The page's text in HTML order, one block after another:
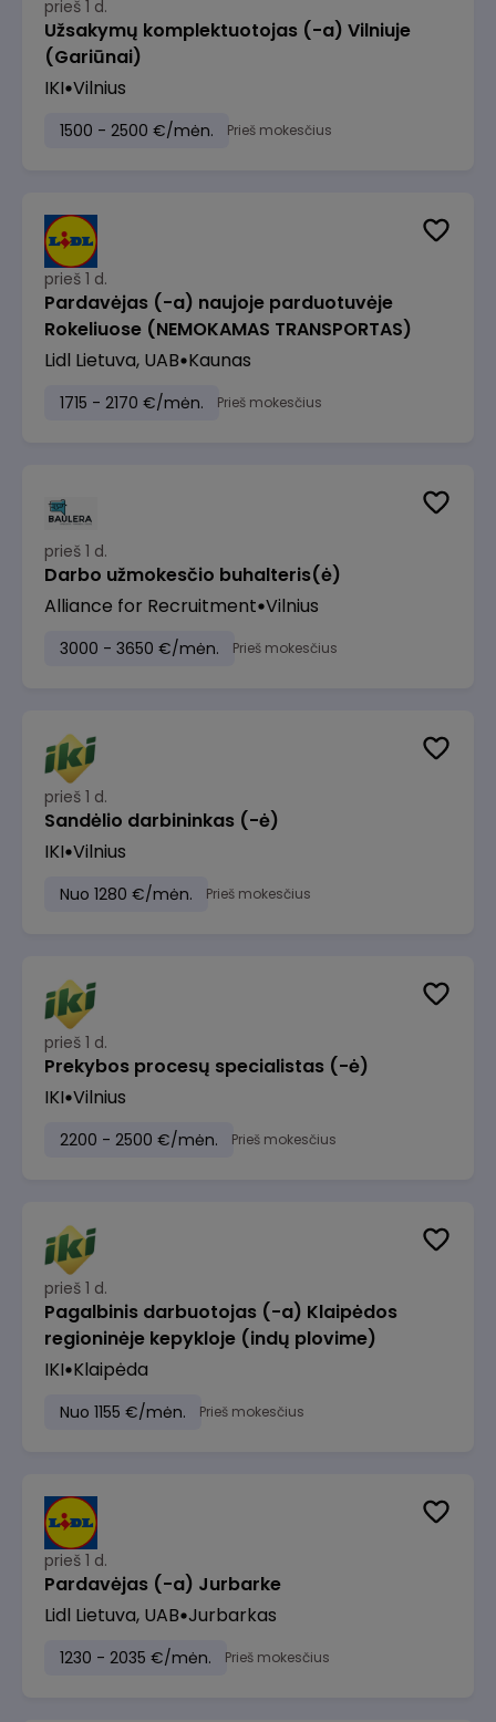
prieš 1 d.
Užsakymų komplektuotojas (-a) Vilniuje
(Gariūnai)
IKI Vilnius
1500 - 2500 €/mėn. Prieš mokesčius
prieš 1 d.
Pardavėjas (-a) naujoje parduotuvėje
Rokeliuose (NEMOKAMAS TRANSPORTAS)
Lidl Lietuva, UAB Kaunas
1715 - 2170 €/mėn. Prieš mokesčius
prieš 1 d.
Darbo užmokesčio buhalteris(ė)
Alliance for Recruitment Vilnius
3000 - 3650 €/mėn. Prieš mokesčius
prieš 1 d.
Sandėlio darbininkas (-ė)
IKI Vilnius
Nuo 1280 €/mėn. Prieš mokesčius
prieš 1 d.
Prekybos procesų specialistas (-ė)
IKI Vilnius
2200 - 2500 €/mėn. Prieš mokesčius
prieš 1 d.
Pagalbinis darbuotojas (-a) Klaipėdos
regioninėje kepykloje (indų plovime)
IKI Klaipėda
Nuo 1155 €/mėn. Prieš mokesčius
prieš 1 d.
Pardavėjas (-a) Jurbarke
Lidl Lietuva, UAB Jurbarkas
1230 - 2035 €/mėn. Prieš mokesčius